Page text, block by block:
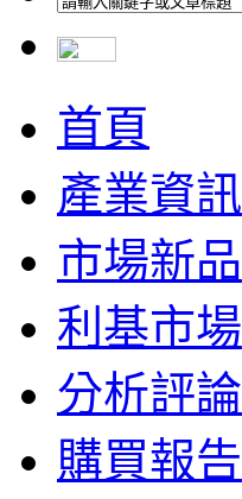
首頁
產業資訊
市場新品
利基市場
分析評論
購買報告